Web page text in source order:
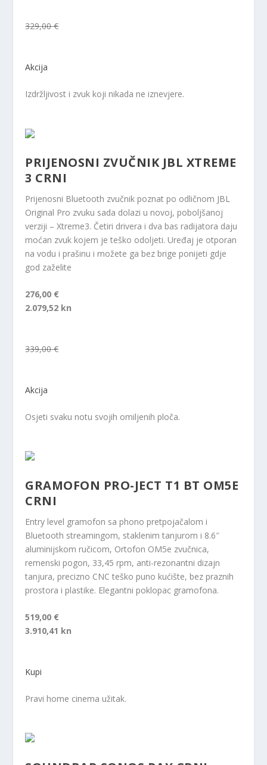
329,00 €
Akcija
Izdržljivost i zvuk koji nikada ne iznevjere.
PRIJENOSNI ZVUČNIK JBL XTREME
3 CRNI
Prijenosni Bluetooth zvučnik poznat po odličnom JBL
Original Pro zvuku sada dolazi u novoj, poboljšanoj
verziji – Xtreme3. Četiri drivera i dva bas radijatora daju
moćan zvuk kojem je teško odoljeti. Uređaj je otporan
na vodu i prašinu i možete ga bez brige ponijeti gdje
god zaželite
276,00 €
2.079,52 kn
339,00 €
Akcija
Osjeti svaku notu svojih omiljenih ploča.
GRAMOFON PRO-JECT T1 BT OM5E
CRNI
Entry level gramofon sa phono pretpojačalom i
Bluetooth streamingom, staklenim tanjurom i 8.6″
aluminijskom ručicom, Ortofon OM5e zvučnica,
remenski pogon, 33,45 rpm, anti-rezonantni dizajn
tanjura, precizno CNC teško puno kućište, bez praznih
prostora i plastike. Elegantni poklopac gramofona.
519,00 €
3.910,41 kn
Kupi
Pravi home cinema užitak.